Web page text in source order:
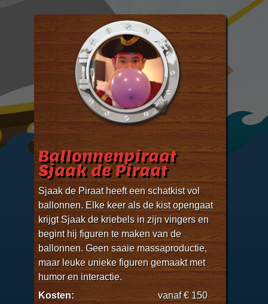
Ballonnenpiraat
Sjaak de Piraat
Sjaak de Piraat heeft een schatkist vol
ballonnen. Elke keer als de kist opengaat
krijgt Sjaak de kriebels in zijn vingers en
begint hij figuren te maken van de
ballonnen. Geen saaie massaproductie,
maar leuke unieke figuren gemaakt met
humor en interactie.
Kosten:
vanaf € 150